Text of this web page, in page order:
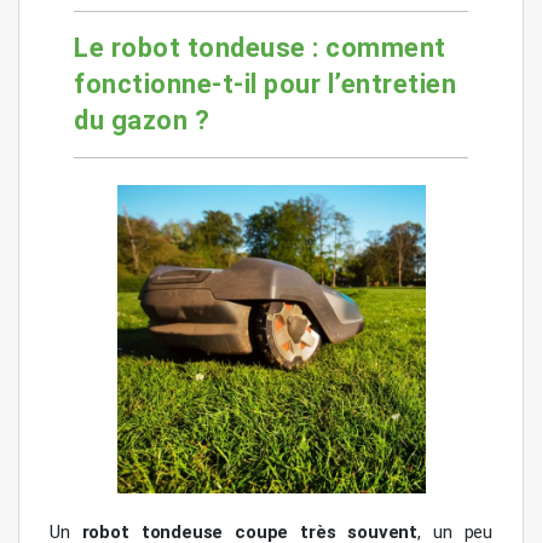
Le robot tondeuse : comment
fonctionne-t-il pour l’entretien
du gazon ?
Un robot tondeuse coupe très souvent, un peu